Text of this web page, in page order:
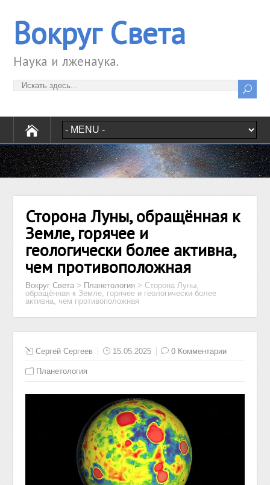
Вокруг Света
Наука и лженаука.
Сторона Луны, обращённая к
Земле, горячее и
геологически более активна,
чем противоположная
Вокруг Света > Планетология > Сторона Луны,
обращённая к Земле, горячее и геологически более
активна, чем противоположная
Сергей Сергеев 15.05.2025 0 Комментарии
Планетология